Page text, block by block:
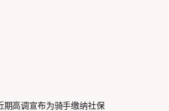
期高调宣布为骑手缴纳社保